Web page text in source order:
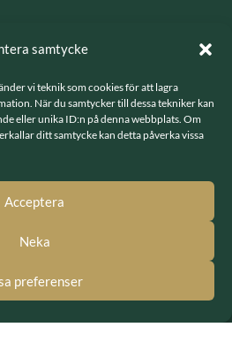
samtycke
vi teknik som cookies för att lagra
När du samtycker till dessa tekniker kan
eller unika ID:n på denna webbplats. Om
ditt samtycke kan detta påverka vissa
Acceptera
Neka
preferenser
7, 170 79 Solna
7 17079 Solna